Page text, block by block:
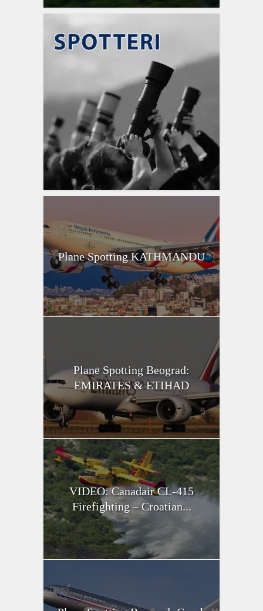
Plane Spotting KATHMANDU
Plane Spotting Beograd:
EMIRATES & ETIHAD
VIDEO: Canadair CL-415
Firefighting – Croatian...